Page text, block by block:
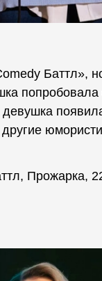
Баттл»,
Прожарка,